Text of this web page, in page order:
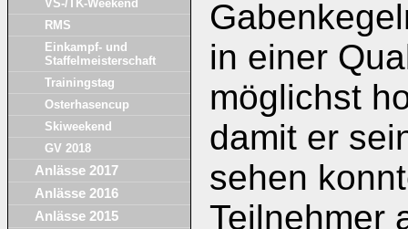
VS-/TK-Weekend
RMS
Einkampf- und
Staffelmeisterschaft
Trainingstag
Osterhasencup
Skiweekend
GV 2018
Anlässe 2017
Anlässe 2016
Anlässe 2015
in einer
möglichst
damit er
sehen
Teilnehmer